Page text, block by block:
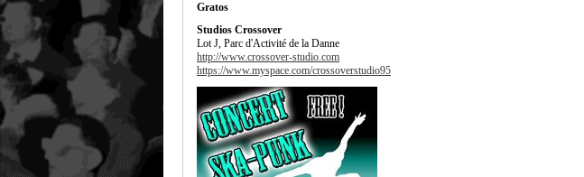
Gratos
Studios Crossover
Lot J, Parc d'Activité de la Danne
http://www.crossover-studio.com
https://www.myspace.com/crossoverstudio95